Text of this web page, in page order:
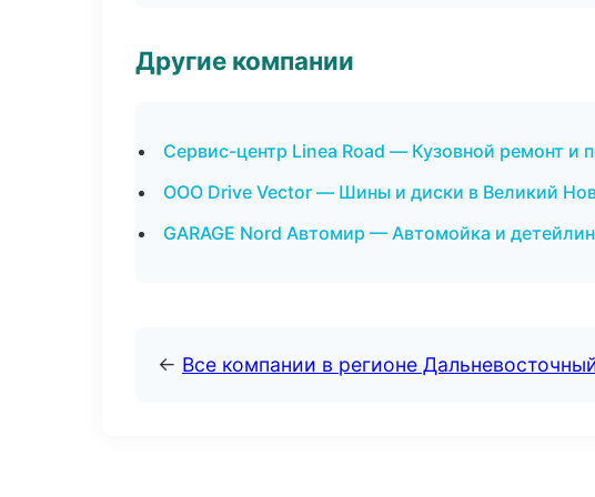
Другие компании
Сервис-центр Linea Road — Кузовной ремонт и
ООО Drive Vector — Шины и диски в Великий
GARAGE Nord Автомир — Автомойка и
← Все компании в регионе